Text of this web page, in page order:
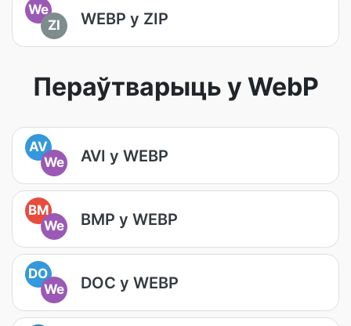
We
ZI
WEBP у ZIP
Пераўтварыць у WebP
AV
We
AVI у WEBP
BM
We
BMP у WEBP
DO
We
DOC у WEBP